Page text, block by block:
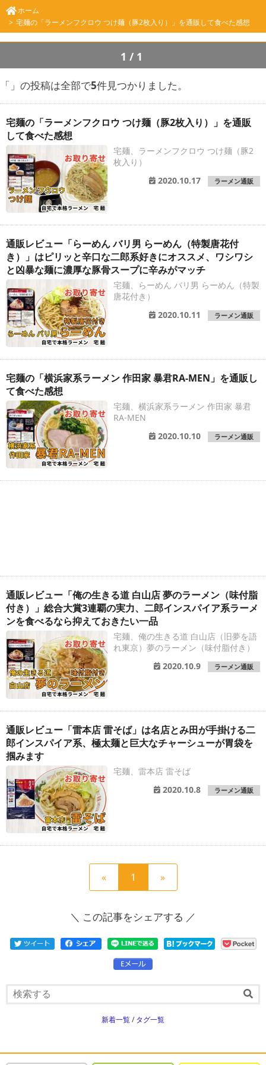
ホーム
宅麺の「ラーメンフクロウ つけ麺（豚2枚入り）」を通販して食べた感想
1/1
「 」の投稿は全部で5件見つかりました。
宅麺の「ラーメンフクロウ つけ麺（豚2枚入り）」を通販
して食べた感想
宅麺、ラーメンフクロウ つけ麺（豚2
枚入り）
2020.10.17
ラーメン通販
通販レビュー「らーめん バリ男 らーめん（特製唐花付
き）」はピリッと辛口な二郎系好きにオススメ、ワシワシ
と凶暴な麺に濃厚な豚骨スープに辛みがマッチ
宅麺、らーめん バリ男 らーめん（特製
唐花付き）
2020.10.11
ラーメン通販
宅麺の「横浜家系ラーメン 作田家 暴君RA-MEN」を通販し
て食べた感想
宅麺、横浜家系ラーメン 作田家 暴君
RA-MEN
2020.10.10
ラーメン通販
通販レビュー「俺の生きる道 白山店 夢のラーメン（味付脂
付き）」総合大賞3連覇の実力、二郎インスパイア系ラーメ
ンを食べるなら抑えておきたい一品
宅麺、俺の生きる道 白山店（旧夢を語
れ東京）夢のラーメン（味付脂付き）
2020.10.9
ラーメン通販
通販レビュー「雷本店 雷そば」は名店とみ田が手掛ける二
郎インスパイア系、極太麺と巨大なチャーシューが胃袋を
掴みます
宅麺、雷本店 雷そば
2020.10.8
ラーメン通販
«前
の
ー
へ
1
在
ペ
ジ
»次
の
ー
へ
＼ この記事をシェアする ／
新着一覧/タグ一覧